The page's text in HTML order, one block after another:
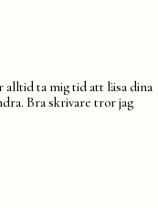
ta mig tid att läsa dina
Bra skrivare tror jag